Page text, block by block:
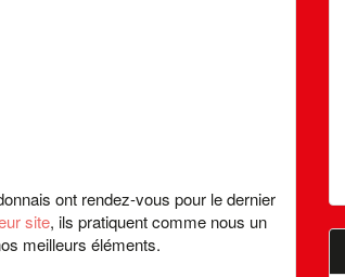
ont rendez-vous pour le dernier
site, ils pratiquent comme nous un
meilleurs éléments.